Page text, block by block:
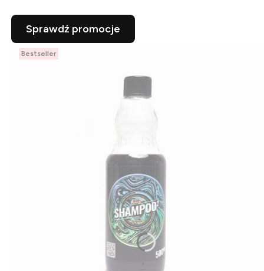
Sprawdź promocje
Bestseller